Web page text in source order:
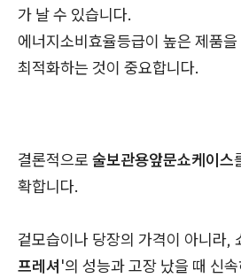
가 날 수 있습니다.
에너지소비효율등급이 높은 제품
최적화하는 것이 중요합니다.
결론적으로 술보관용앞문쇼케이스
확합니다.
겉모습이나 당장의 가격이 아니라,
프레셔'의 성능과 고장 났을 때 신